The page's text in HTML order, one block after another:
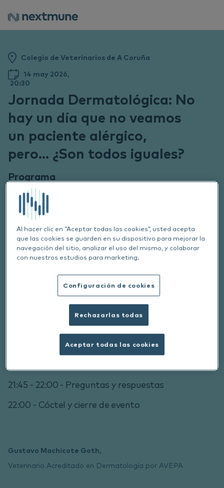
Colegio de Veterinarios de A Coruña
14 may 2026,
20:30
Jornada Dermatológica: No
hay un día que no veamos
un paciente alérgico,
pero... ¿Son todos iguales?
Programa
20:30 - 20:45 - Bienvenida y presentación
20:45 - 21:45 Conferencia
Factores desencadenantes de las alergias
Lo último que sabemos de estas
Relaciones endotipos-fenotipos
¿Y de los gatos, qué podemos decir?
¿Y si es atópico y no tiene alergia?
Prácticas con casos clínicos para elegir cual
sería el tratamiento más adecuado entre
21:45 - 22:00 - Preguntas y respuestas
22:00 - Cóctel y cierre de evento
Gustavo Machicote Goth,
Veterinario Acreditado en Dermatología por AVEPA
Al hacer clic en “Aceptar todas las cookies”, usted acepta
que las cookies se guarden en su dispositivo para mejorar la
navegación del sitio, analizar el uso del mismo, y colaborar
con nuestros estudios para marketing.
Configuración de cookies
Rechazarlas todas
Aceptar todas las cookies